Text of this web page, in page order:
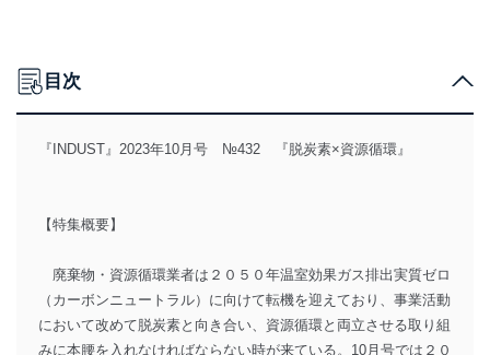
目次
『INDUST』2023年10月号 №432 『脱炭素×資源循環』
【特集概要】
廃棄物・資源循環業者は２０５０年温室効果ガス排出実質ゼロ
（カーボンニュートラル）に向けて転機を迎えており、事業活動
において改めて脱炭素と向き合い、資源循環と両立させる取り組
みに本腰を入れなければならない時が来ている。10月号では２０